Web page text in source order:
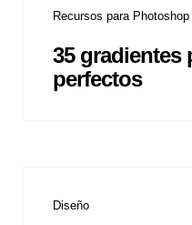
Recursos para Photoshop
35 gradientes
perfectos
Diseño